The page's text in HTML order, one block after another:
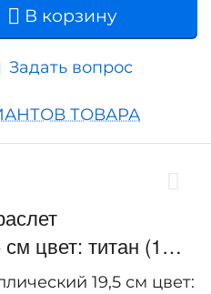
В корзину
Задать вопрос
ТОВАРА
цвет: титан (1
19,5 см цвет: